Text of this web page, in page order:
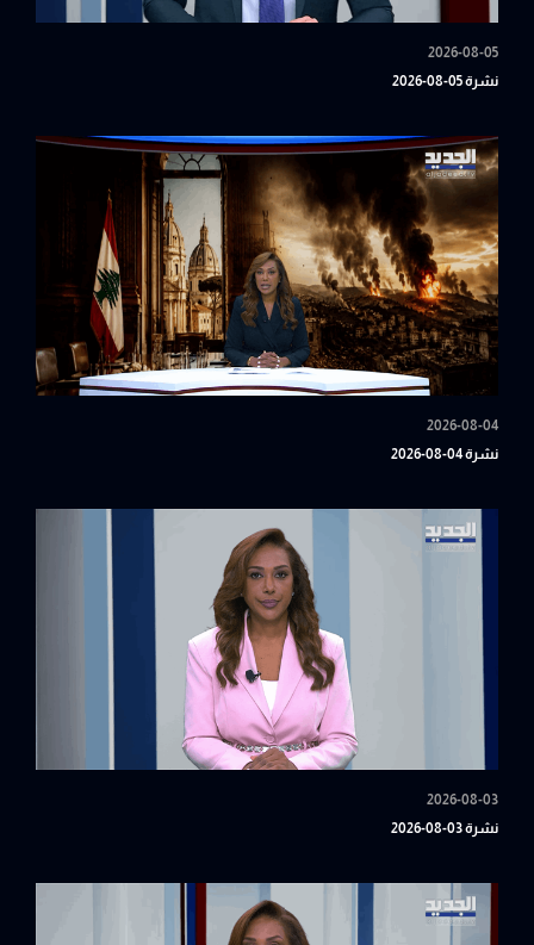
2026-08-05
نشرة 05-08-2026
2026-08-04
نشرة 04-08-2026
2026-08-03
نشرة 03-08-2026